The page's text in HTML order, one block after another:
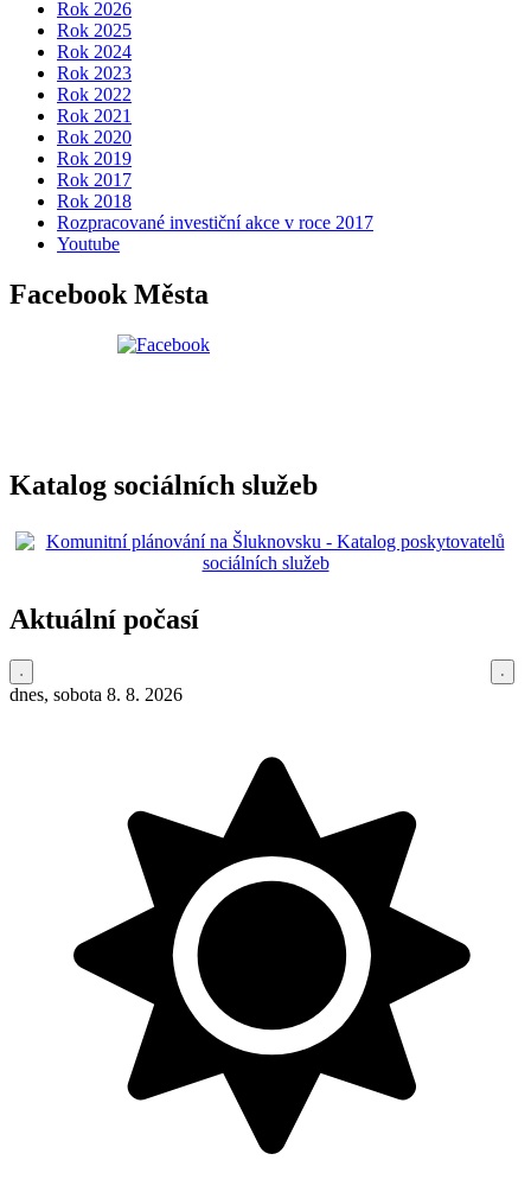
Rok 2026
Rok 2025
Rok 2024
Rok 2023
Rok 2022
Rok 2021
Rok 2020
Rok 2019
Rok 2017
Rok 2018
Rozpracované investiční akce v roce 2017
Youtube
Facebook Města
Katalog sociálních služeb
Aktuální počasí
dnes, sobota 8. 8. 2026